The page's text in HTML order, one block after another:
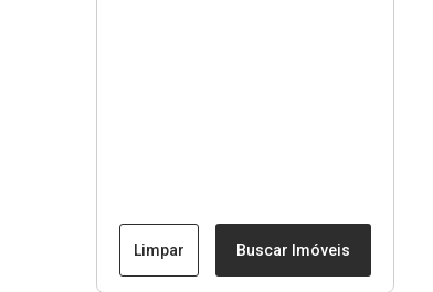
Limpar Buscar Imóveis